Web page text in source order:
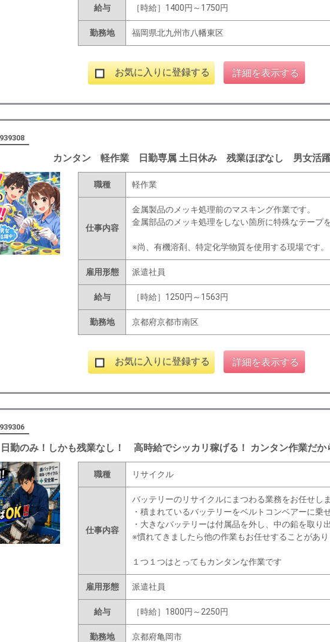
給与 ［時給］1400円～1750円
勤務地 福岡県北九州市八幡東区
お気に入りに登録する 詳細を表示する
カンタン 軽作業 日勤専属 土日休み 残業ほぼなし 男女活
職種 軽作業
仕事内容
金属製品のメッキ処理前のマスキング作業です。
金属部品のメッキ処理をしない箇所に特殊なテープ
※尚、有機溶剤、特定化学物質を使用する現場です。
雇用形態 派遣社員
給与 ［時給］1250円～1563円
勤務地 京都府京都市南区
お気に入りに登録する 詳細を表示する
日勤のみ！しかも残業なし！ 高時給でシッカリ稼げる！ カンタン作業だか
職種 リサイクル
仕事内容
バッテリーのリサイクルにまつわる業務をお任せし
・積まれているバッテリーをベルトコンベアーに乗
・大きなバッテリーは付属品を外し、中の鉛を取り
※慣れてきましたら他の作業もお任せすることがあ
１つ１つはとってもカンタンな作業です
雇用形態 派遣社員
給与 ［時給］1800円～2250円
勤務地 京都府亀岡市